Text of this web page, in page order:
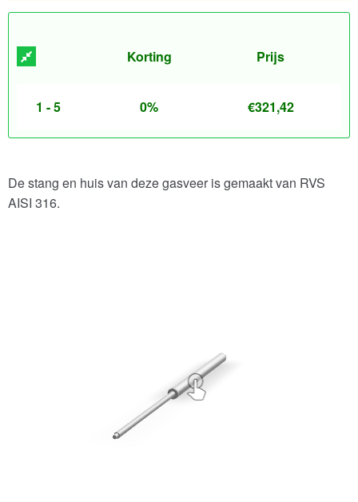
Korting Prijs
1 - 5 0% €321,42
De stang en huis van deze gasveer is gemaakt van RVS
AISI 316.